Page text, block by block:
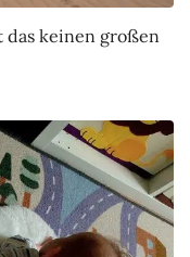
das keinen großen